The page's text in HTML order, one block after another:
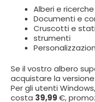
Alberi e ricerche
Documenti e
Cruscotti e
strumenti
Se il vostro albero
acquistare la
Per gli utenti
costa 39,99€,